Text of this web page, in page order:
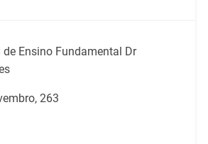
Ensino Fundamental Dr
263